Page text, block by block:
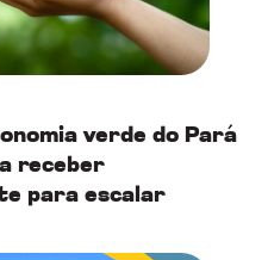
verde do Pará
receber
para escalar